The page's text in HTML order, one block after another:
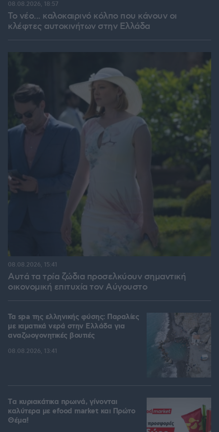
Το νέο... καλοκαιρινό κόλπο που κάνουν οι
κλέφτες αυτοκινήτων στην Ελλάδα
08.08.2026, 18:57
Αυτά τα τρία ζώδια προσελκύουν σημαντική
οικονομική επιτυχία τον Αύγουστο
08.08.2026, 15:41
Τα spa της ελληνικής φύσης: Παραλίες
με ιαματικά νερά στην Ελλάδα για
αναζωογονητικές βουτιές
08.08.2026, 13:41
Tα κυριακάτικα πρωινά, γίνονται
καλύτερα με efood market και Πρώτο
Θέμα!